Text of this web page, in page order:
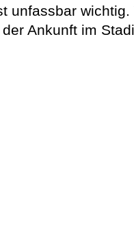
unfassbar
Ankunft im